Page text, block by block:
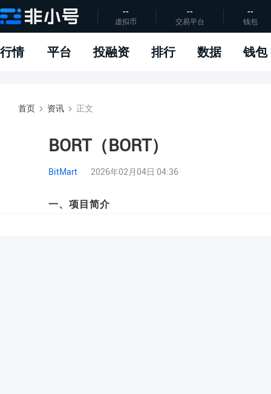
--
虚拟币
--
交易平台
--
钱包
行情 平台 投融资 排行 数据 钱包
首页 资讯 正文
BORT（BORT）
BitMart 2026年02月04日 04:36
一、项目简介